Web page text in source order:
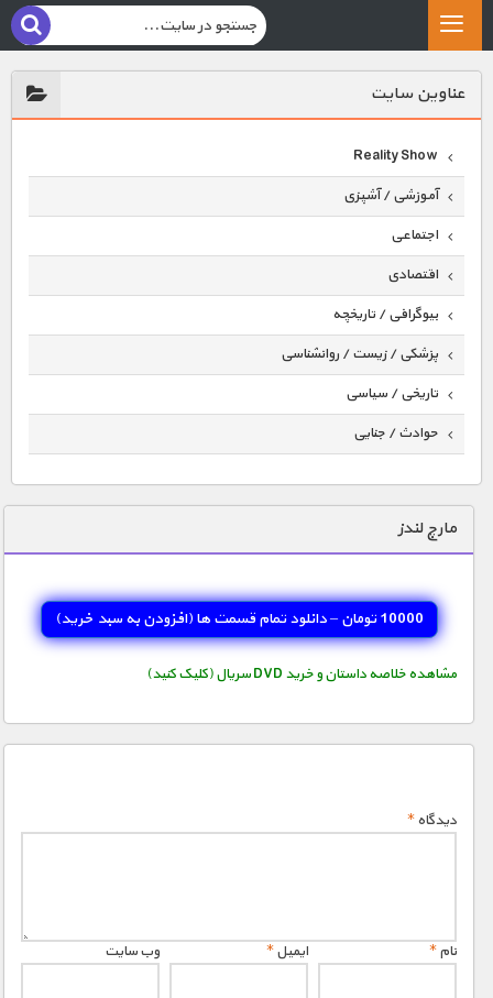
عناوين سايت
Reality Show
آموزشی / آشپزی
اجتماعی
اقتصادی
بیوگرافی / تاریخچه
پزشکی / زیست / روانشناسی
تاریخی / سیاسی
حوادث / جنایی
دنیای خوراکی ها
زمین شناسی / محیط زیست
سازه/ معماری/ مهندسی
سرگرمی
شناخت کودکان
علم و فناوری
کیهان / نجوم
مسابقات / ورزشی
مارچ لندز
10000 تومان – دانلود تمام قسمت ها (افزودن به سبد خريد)
مشاهده خلاصه داستان و خرید DVD سریال (کلیک کنید)
دیدگاه*
نام* ایمیل* وب‌ سایت